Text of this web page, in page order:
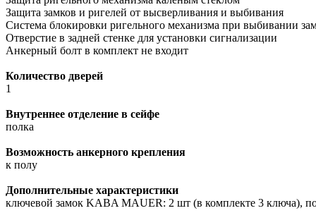
Защита замков и ригелей от высверливания и выбивания
Система блокировки ригельного механизма при выбивании
Отверстие в задней стенке для установки сигнализации
Анкерный болт в комплект не входит
Количество дверей
1
Внутреннее отделение в сейфе
полка
Возможность анкерного крепления
к полу
Дополнительные характеристики
ключевой замок KABA MAUER: 2 шт (в комплекте 3 ключа),